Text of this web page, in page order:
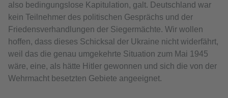
also bedingungslose Kapitulation, galt. Deutschland war
kein Teilnehmer des politischen Gesprächs und der
Friedensverhandlungen der Siegermächte. Wir wollen
hoffen, dass dieses Schicksal der Ukraine nicht widerfährt,
weil das die genau umgekehrte Situation zum Mai 1945
wäre, eine, als hätte Hitler gewonnen und sich die von der
Wehrmacht besetzten Gebiete angeeignet.